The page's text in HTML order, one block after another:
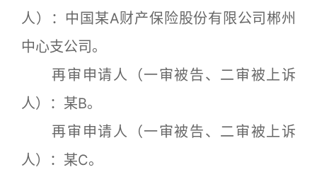
人）：中国某A财产保险股份有限公司郴州
中心支公司。
再审申请人（一审被告、二审被上诉
人）：某B。
再审申请人（一审被告、二审被上诉
人）：某C。